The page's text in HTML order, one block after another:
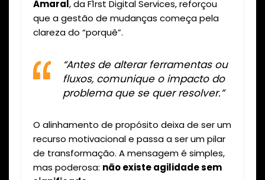
Amaral, da F1rst Digital Services, reforçou
que a gestão de mudanças começa pela
clareza do “porquê”.
“Antes de alterar ferramentas ou
fluxos, comunique o impacto do
problema que se quer resolver.”
O alinhamento de propósito deixa de ser um
recurso motivacional e passa a ser um pilar
de transformação. A mensagem é simples,
mas poderosa: não existe agilidade sem